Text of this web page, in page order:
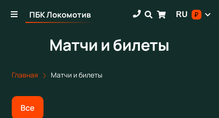
ПБК Локомотив RU ₽
Матчи и билеты
Главная Матчи и билеты
Все